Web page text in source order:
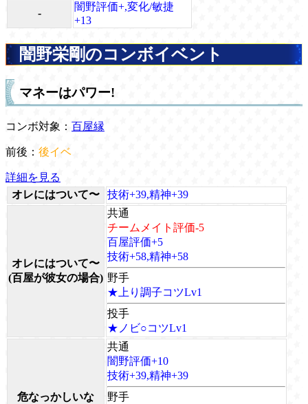
-
闇野評価+,変化/敏捷
+13
闇野栄剛のコンボイベント
マネーはパワー!
コンボ対象： 百屋縁
前後： 後イベ
詳細を見る
オレにはついて〜
技術+39,精神+39
オレにはついて〜
(百屋が彼女の場合)
共通
チームメイト評価-5
百屋評価+5
技術+58,精神+58
野手
★上り調子コツLv1
投手
★ノビ○コツLv1
危なっかしいな
共通
闇野評価+10
技術+39,精神+39
野手